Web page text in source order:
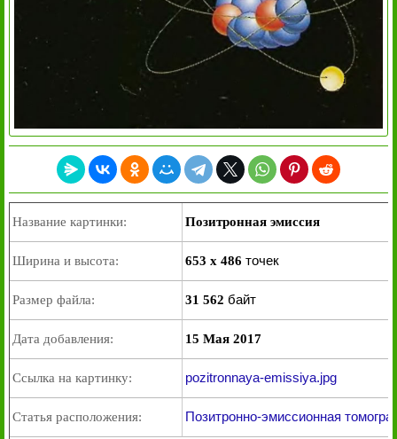
Название картинки: Позитронная эмиссия
Ширина и высота: 653 x 486 точек
Размер файла: 31 562 байт
Дата добавления: 15 Мая 2017
Ссылка на картинку: pozitronnaya-emissiya.jpg
Статья расположения: Позитронно-эмиссионная